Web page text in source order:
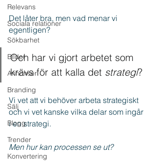
Relevans
Sociala relationer
Sökbarhet
Bilder
Annonser
Branding
Sälj
Blogg
Trender
Konvertering
Det låter bra, men vad menar vi
egentligen?
Och har vi gjort arbetet som
krävs för att kalla det strategi?
Vi vet att vi behöver arbeta strategiskt
och vi vet kanske vilka delar som ingår
i en strategi.
Men hur kan processen se ut?